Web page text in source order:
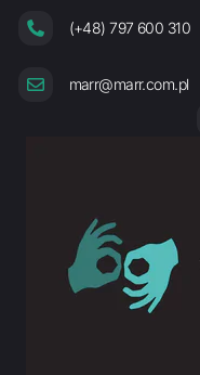
(+48) 797 600 310
marr@marr.com.pl